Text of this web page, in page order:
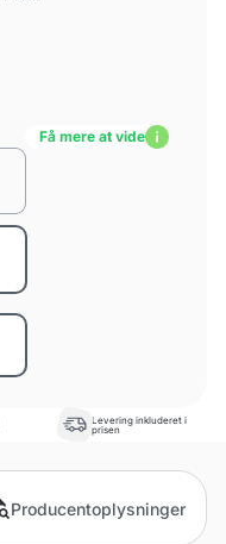
Få mere at vide
Levering inkluderet i
prisen
Producentoplysninger